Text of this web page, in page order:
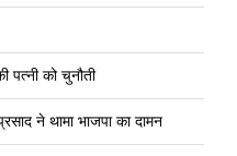
पत्नी को चुनौती
ने थामा भाजपा का दामन